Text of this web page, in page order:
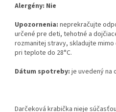
Alergény: Nie
Upozornenia: neprekračujte
určené pre deti, tehotné a
rozmanitej stravy, skladujte
pri teplote do 28°C.
Dátum spotreby: je uvedený na
Darčeková krabička nieje